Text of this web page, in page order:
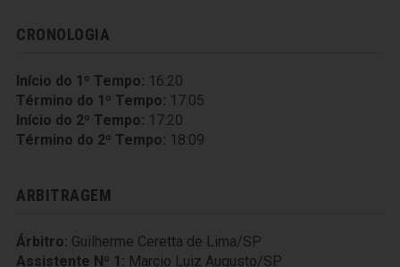
CRONOLOGIA
Início do 1º Tempo: 16:20
Término do 1º Tempo: 17:05
Início do 2º Tempo: 17:20
Término do 2º Tempo: 18:09
ARBITRAGEM
Árbitro: Guilherme Ceretta de Lima/SP
Assistente Nº 1: Marcio Luiz Augusto/SP